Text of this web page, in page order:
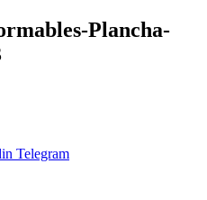
Plancha-
Telegram